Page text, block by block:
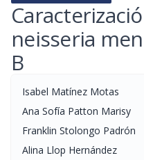
neisseria
B
Isabel Matínez Motas
Ana Sofía Patton Marisy
Franklin Stolongo Padrón
Alina Llop Hernández